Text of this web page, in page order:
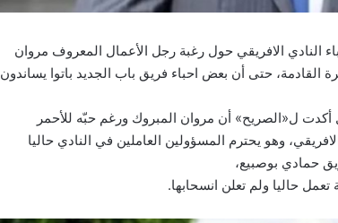
النادي الافريقي حول رغبة رجل الأعمال المعروف مروان
القادمة، حتى أن بعض احباء فريق باب الجديد باتوا يساندون
ل«الصريح» أن مروان المبروك ورغم حبّه للأحمر
وهو يحترم المسؤولين العاملين في النادي حاليا
حمادي بوصبيع،
حاليا ولم تعلن انسحابها.